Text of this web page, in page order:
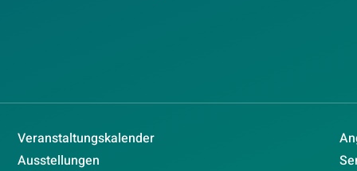
Veranstaltungskalender
Ausstellungen